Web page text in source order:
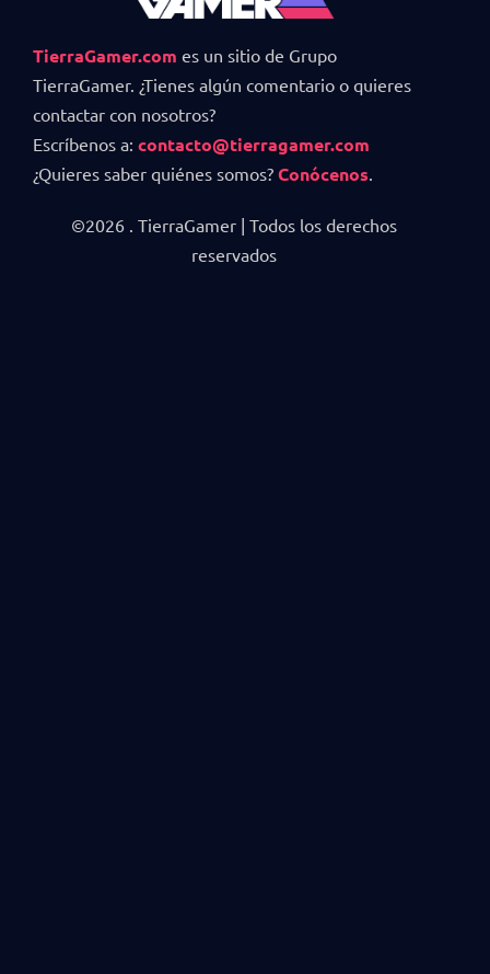
TierraGamer.com es un sitio de Grupo
TierraGamer. ¿Tienes algún comentario o quieres
contactar con nosotros?
Escríbenos a: contacto@tierragamer.com
¿Quieres saber quiénes somos? Conócenos.
©2026 . TierraGamer | Todos los derechos
reservados